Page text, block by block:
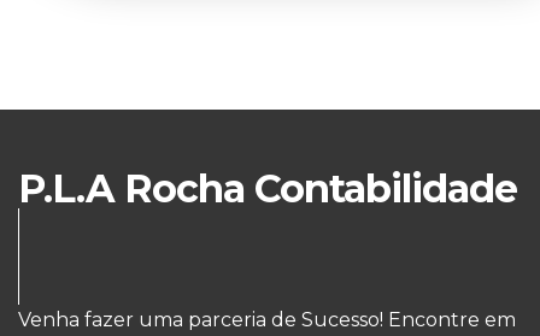
P.L.A Rocha Contabilidade
Venha fazer uma parceria de Sucesso! Encontre em